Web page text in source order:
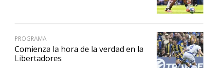
PROGRAMA
Comienza la hora de la verdad en la
Libertadores